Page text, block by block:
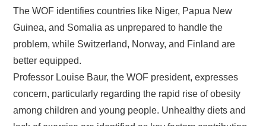
The WOF identifies countries like Niger, Papua New
Guinea, and Somalia as unprepared to handle the
problem, while Switzerland, Norway, and Finland are
better equipped.
Professor Louise Baur, the WOF president, expresses
concern, particularly regarding the rapid rise of obesity
among children and young people. Unhealthy diets and